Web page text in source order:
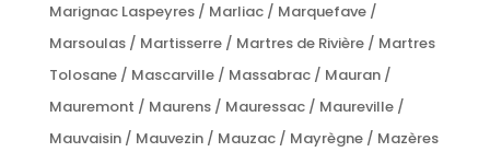
Marignac Laspeyres / Marliac / Marquefave /
Marsoulas / Martisserre / Martres de Rivière / Martres
Tolosane / Mascarville / Massabrac / Mauran /
Mauremont / Maurens / Mauressac / Maureville /
Mauvaisin / Mauvezin / Mauzac / Mayrègne / Mazères